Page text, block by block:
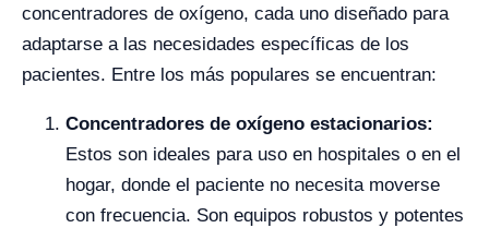
concentradores de oxígeno, cada uno diseñado para
adaptarse a las necesidades específicas de los
pacientes. Entre los más populares se encuentran:
Concentradores de oxígeno estacionarios:
Estos son ideales para uso en hospitales o en el
hogar, donde el paciente no necesita moverse
con frecuencia. Son equipos robustos y potentes